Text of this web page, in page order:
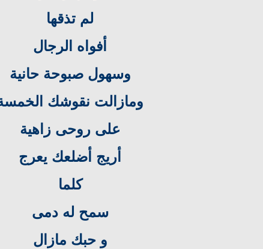
لم تذقها
أفواه الرجال
وسهول صبوحة حانية
ومازالت نقوشك
على روحى زاهية
أريج أضلعك يعرج
كلما
سمح له دمى
و حبك مازال